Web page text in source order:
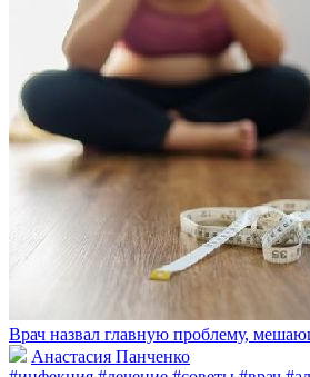
Врач назвал главную проблему,
Анастасия Панченко